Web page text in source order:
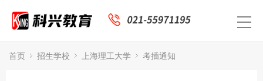
首页 招生学校 上海理工大学 考插通知